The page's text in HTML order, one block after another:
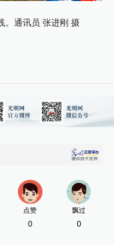
。通讯员 张进刚 摄
点赞
0
飘过
0